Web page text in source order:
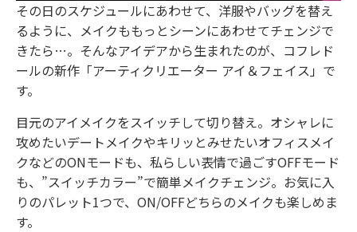
その日のスケジュールにあわせて、洋服やバッグを替え
るように、メイクももっとシーンにあわせてチェンジで
きたら…。そんなアイデアから生まれたのが、コフレド
ールの新作「アーティクリエーター アイ＆フェイス」で
す。
目元のアイメイクをスイッチして切り替え。オシャレに
攻めたいデートメイクやキリッとみせたいオフィスメイ
クなどのONモードも、私らしい表情で過ごすOFFモード
も、”スイッチカラー”で簡単メイクチェンジ。お気に入
りのパレット1つで、ON/OFFどちらのメイクも楽しめま
す。